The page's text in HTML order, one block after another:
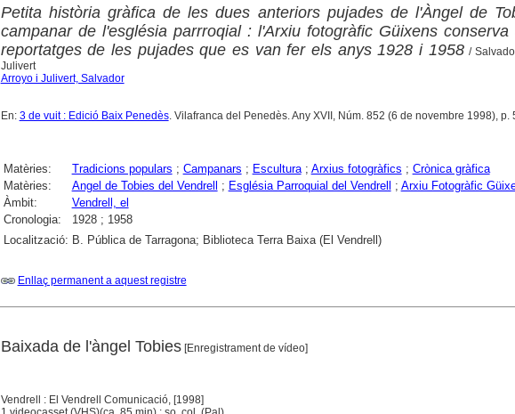
Petita història gràfica de les dues anteriors pujades de l'Àngel de
campanar de l'església parrroqial : l'Arxiu fotogràfic Güixens conserva
reportatges de les pujades que es van fer els anys 1928 i 1958/
Julivert
Arroyo i Julivert, Salvador
En: 3 de vuit : Edició Baix Penedès. Vilafranca del Penedès. Any XVII, Núm. 852 (6 de novembre 1998), p.
Matèries: Tradicions populars ; Campanars ; Escultura; Arxius fotogràfics ; Crònica gràfica
Matèries:
Angel de Tobies del Vendrell ; Església Parroquial del Vendrell ; Arxiu Fotogràfic
Àmbit:
Vendrell, el
Cronologia:
1928 ; 1958
Localització: B. Pública de Tarragona; Biblioteca Terra Baixa (El Vendrell)
Enllaç permanent a aquest registre
Baixada de l'àngel Tobies[Enregistrament de vídeo]
Vendrell : El Vendrell Comunicació, [1998]